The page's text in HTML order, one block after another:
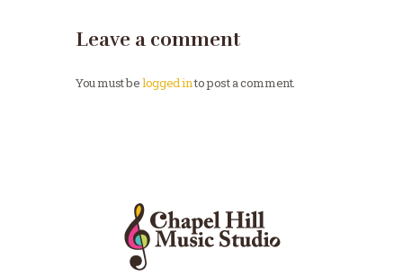
Leave a comment
You must belogged into post a comment.